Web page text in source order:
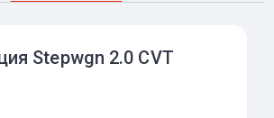
Stepwgn 2.0 CVT